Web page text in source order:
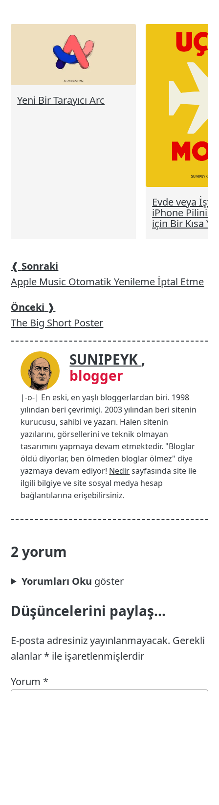
Yeni Bir Tarayıcı Arc
Evde veya
iPhone Pilinizi
için Bir Kısa
❰ Sonraki
Apple Music Otomatik Yenileme İptal Etme
Önceki ❱
The Big Short Poster
SUNIPEYK ,
blogger
|-o-| En eski, en yaşlı bloggerlardan biri. 1998
yılından beri çevrimiçi. 2003 yılından beri sitenin
kurucusu, sahibi ve yazarı. Halen sitenin
yazılarını, görsellerini ve teknik olmayan
tasarımını yapmaya devam etmektedir. "Bloglar
öldü diyorlar, ben ölmeden bloglar ölmez" diye
yazmaya devam ediyor! Nedirsayfasında site ile
ilgili bilgiye ve site sosyal medya hesap
bağlantılarına erişebilirsiniz.
2 yorum
Yorumları Oku
Düşüncelerini paylaş...
E-posta adresiniz yayınlanmayacak. Gerekli
alanlar * ile işaretlenmişlerdir
Yorum *